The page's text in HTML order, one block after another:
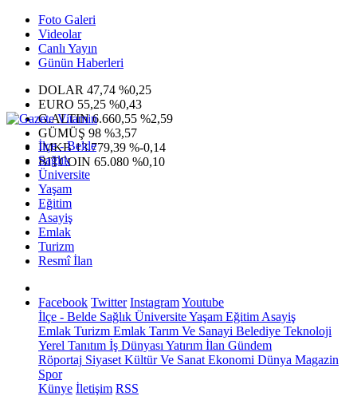
Foto Galeri
Videolar
Canlı Yayın
Günün Haberleri
DOLAR 47,74 %0,25
EURO 55,25 %0,43
G.ALTIN6.660,55 %2,59
GÜMÜŞ 98 %3,57
IMKB13.779,39 %-0,14
BITCOIN 65.080 %0,10
İlçe - Belde
Sağlık
Üniversite
Yaşam
Eğitim
Asayiş
Emlak
Turizm
Resmî İlan
Facebook Twitter InstagramYoutube
İlçe - Belde Sağlık ÜniversiteYaşam Eğitim Asayiş
Emlak Turizm Emlak Tarım Ve Sanayi Belediye Teknoloji
Yerel Tanıtım İş Dünyası Yatırım İlan Gündem
Röportaj Siyaset Kültür Ve Sanat Ekonomi Dünya Magazin
Spor
Künye İletişim RSS